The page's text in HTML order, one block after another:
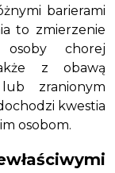
barierami
to zmierzenie
chorej
z obawą
zranionym
kwestia
osobom.